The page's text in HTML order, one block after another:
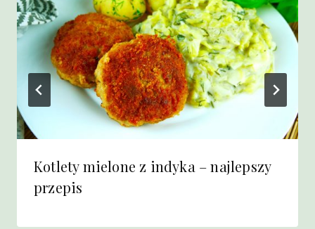
Kotlety mielone z indyka – najlepszy
przepis